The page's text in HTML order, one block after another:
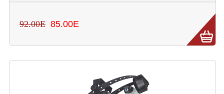
Lecteurs Cd À Plats Lecteur MP3
92.00E 85.00E